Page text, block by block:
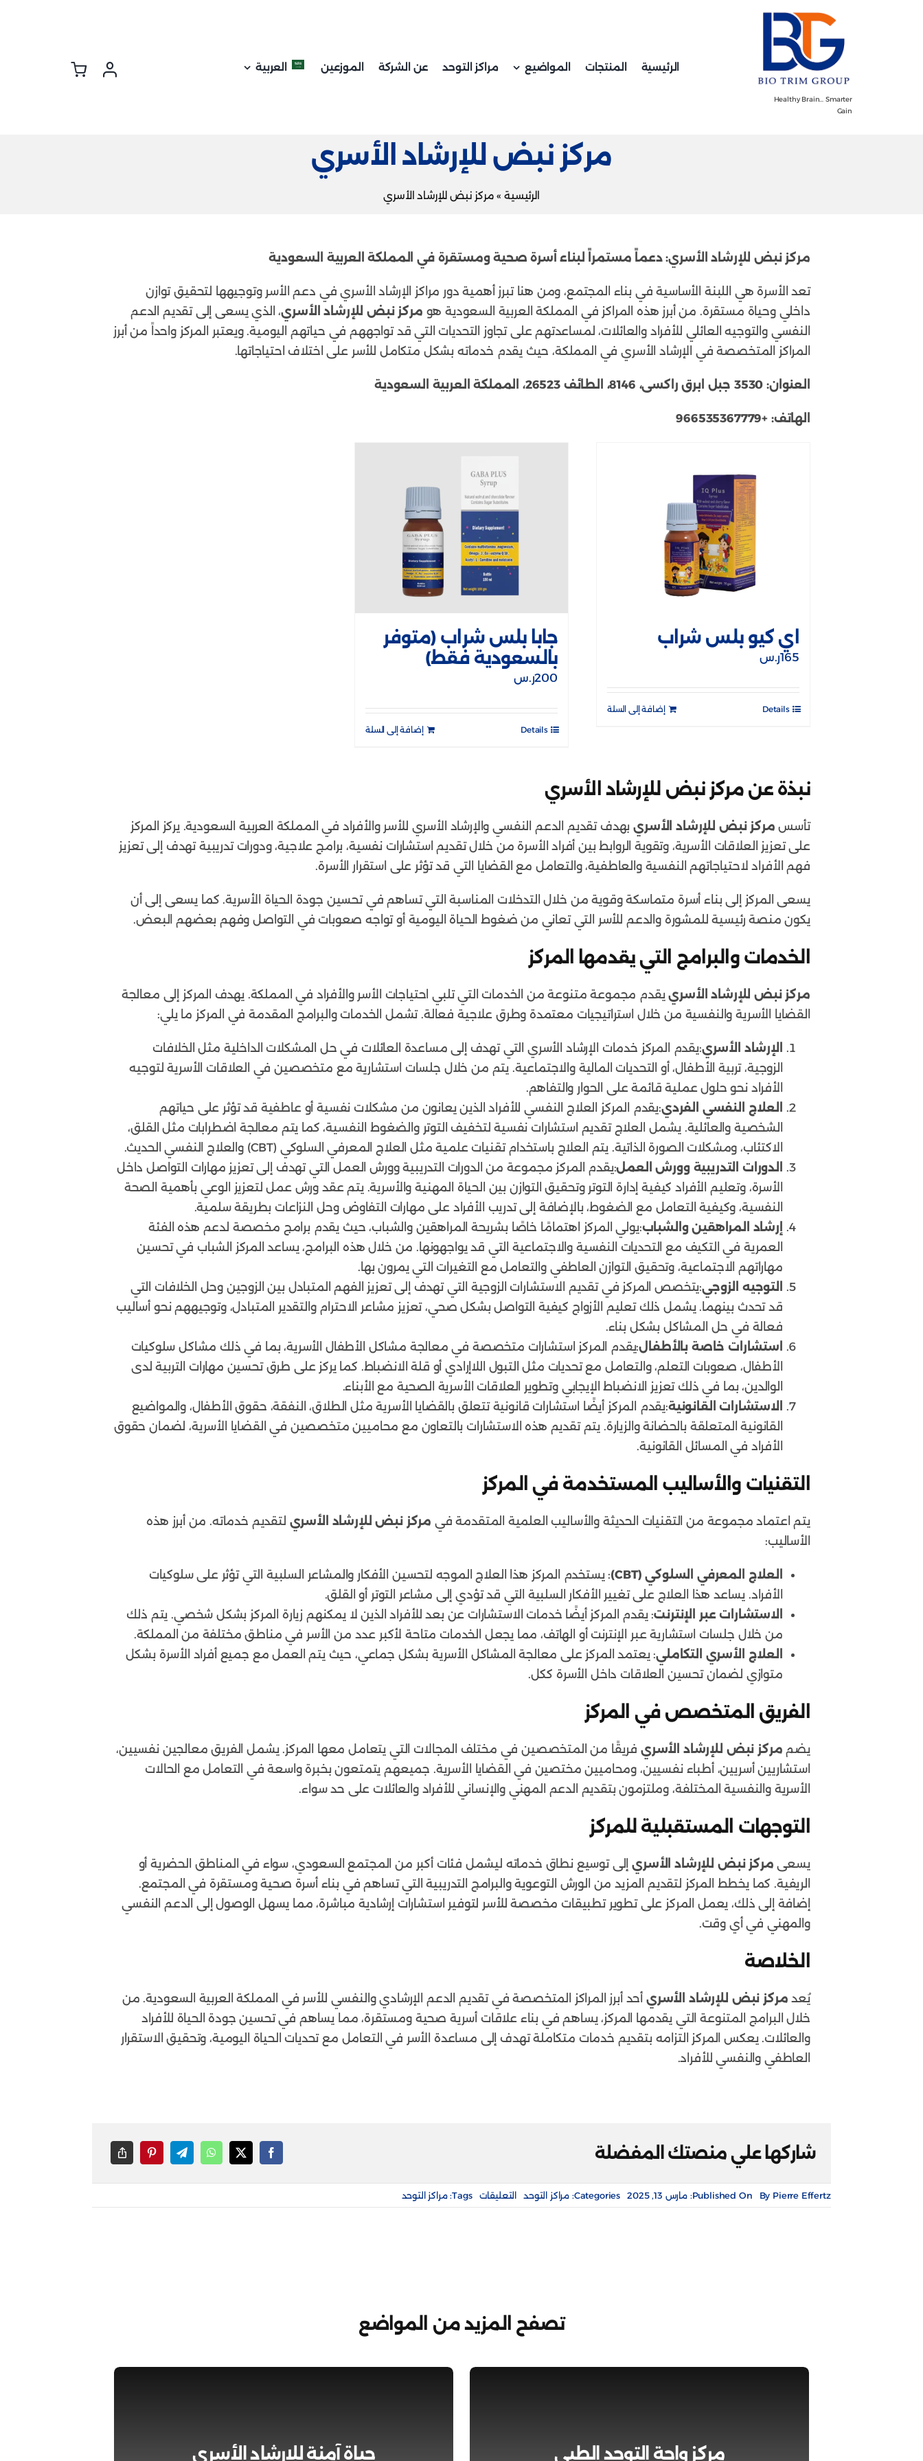
Healthy Brain… Smarter
Gain
الرئيسية المنتجات المواضيع مراكز التوحد عن الشركة الموزعين العربية
مركز نبض للإرشاد الأسري
الرئيسية» مركز نبض للإرشاد الأسري
مركز نبض للإرشاد الأسري: دعماً مستمراً لبناء أسرة صحية ومستقرة في المملكة العربية السعودية
تعد الأسرة هي اللبنة الأساسية في بناء المجتمع، ومن هنا تبرز أهمية دور مراكز الإرشاد الأسري في دعم الأسر وتوجيهها لتحقيق توازن
داخلي وحياة مستقرة. من أبرز هذه المراكز في المملكة العربية السعودية هو مركز نبض للإرشاد الأسري، الذي يسعى إلى تقديم الدعم
النفسي والتوجيه العائلي للأفراد والعائلات، لمساعدتهم على تجاوز التحديات التي قد تواجههم في حياتهم اليومية. ويعتبر المركز واحداً من أبرز
المراكز المتخصصة في الإرشاد الأسري في المملكة، حيث يقدم خدماته بشكل متكامل للأسر على اختلاف احتياجاتها.
العنوان: 3530 جبل ابرق راكسى، 8146، الطائف 26523، المملكة العربية السعودية
الهاتف: +966535367779
اي كيو بلس شراب
165ر.س
إضافة إلى السلة Details
جابا بلس شراب (متوفر
بالسعودية فقط)
200ر.س
إضافة إلى السلة Details
نبذة عن مركز نبض للإرشاد الأسري
تأسس مركز نبض للإرشاد الأسريبهدف تقديم الدعم النفسي والإرشاد الأسري للأسر والأفراد في المملكة العربية السعودية. يركز المركز
على تعزيز العلاقات الأسرية، وتقوية الروابط بين أفراد الأسرة من خلال تقديم استشارات نفسية، برامج علاجية، ودورات تدريبية تهدف إلى تعزيز
فهم الأفراد لاحتياجاتهم النفسية والعاطفية، والتعامل مع القضايا التي قد تؤثر على استقرار الأسرة.
يسعى المركز إلى بناء أسرة متماسكة وقوية من خلال التدخلات المناسبة التي تساهم في تحسين جودة الحياة الأسرية. كما يسعى إلى أن
يكون منصة رئيسية للمشورة والدعم للأسر التي تعاني من ضغوط الحياة اليومية أو تواجه صعوبات في التواصل وفهم بعضهم البعض.
الخدمات والبرامج التي يقدمها المركز
مركز نبض للإرشاد الأسرييقدم مجموعة متنوعة من الخدمات التي تلبي احتياجات الأسر والأفراد في المملكة. يهدف المركز إلى معالجة
القضايا الأسرية والنفسية من خلال استراتيجيات معتمدة وطرق علاجية فعالة. تشمل الخدمات والبرامج المقدمة في المركز ما يلي:
الإرشاد الأسري:يقدم المركز خدمات الإرشاد الأسري التي تهدف إلى مساعدة العائلات في حل المشكلات الداخلية مثل الخلافات
الزوجية، تربية الأطفال، أو التحديات المالية والاجتماعية. يتم من خلال جلسات استشارية مع متخصصين في العلاقات الأسرية لتوجيه
الأفراد نحو حلول عملية قائمة على الحوار والتفاهم.
العلاج النفسي الفردي:يقدم المركز العلاج النفسي للأفراد الذين يعانون من مشكلات نفسية أو عاطفية قد تؤثر على حياتهم
الشخصية والعائلية. يشمل العلاج تقديم استشارات نفسية لتخفيف التوتر والضغوط النفسية، كما يتم معالجة اضطرابات مثل القلق،
الاكتئاب، ومشكلات الصورة الذاتية. يتم العلاج باستخدام تقنيات علمية مثل العلاج المعرفي السلوكي (CBT) والعلاج النفسي الحديث.
الدورات التدريبية وورش العمل:يقدم المركز مجموعة من الدورات التدريبية وورش العمل التي تهدف إلى تعزيز مهارات التواصل داخل
الأسرة، وتعليم الأفراد كيفية إدارة التوتر وتحقيق التوازن بين الحياة المهنية والأسرية. يتم عقد ورش عمل لتعزيز الوعي بأهمية الصحة
النفسية، وكيفية التعامل مع الضغوط، بالإضافة إلى تدريب الأفراد على مهارات التفاوض وحل النزاعات بطريقة سلمية.
إرشاد المراهقين والشباب:يولي المركز اهتمامًا خاصًا بشريحة المراهقين والشباب، حيث يقدم برامج مخصصة لدعم هذه الفئة
العمرية في التكيف مع التحديات النفسية والاجتماعية التي قد يواجهونها. من خلال هذه البرامج، يساعد المركز الشباب في تحسين
مهاراتهم الاجتماعية، وتحقيق التوازن العاطفي والتعامل مع التغيرات التي يمرون بها.
التوجيه الزوجي:يتخصص المركز في تقديم الاستشارات الزوجية التي تهدف إلى تعزيز الفهم المتبادل بين الزوجين وحل الخلافات التي
قد تحدث بينهما. يشمل ذلك تعليم الأزواج كيفية التواصل بشكل صحي، تعزيز مشاعر الاحترام والتقدير المتبادل، وتوجيههم نحو أساليب
فعالة في حل المشاكل بشكل بناء.
استشارات خاصة بالأطفال:يقدم المركز استشارات متخصصة في معالجة مشاكل الأطفال الأسرية، بما في ذلك مشاكل سلوكيات
الأطفال، صعوبات التعلم، والتعامل مع تحديات مثل التبول اللاإرادي أو قلة الانضباط. كما يركز على طرق تحسين مهارات التربية لدى
الوالدين، بما في ذلك تعزيز الانضباط الإيجابي وتطوير العلاقات الأسرية الصحية مع الأبناء.
الاستشارات القانونية:يقدم المركز أيضًا استشارات قانونية تتعلق بالقضايا الأسرية مثل الطلاق، النفقة، حقوق الأطفال، والمواضيع
القانونية المتعلقة بالحضانة والزيارة. يتم تقديم هذه الاستشارات بالتعاون مع محاميين متخصصين في القضايا الأسرية، لضمان حقوق
الأفراد في المسائل القانونية.
التقنيات والأساليب المستخدمة في المركز
يتم اعتماد مجموعة من التقنيات الحديثة والأساليب العلمية المتقدمة في مركز نبض للإرشاد الأسري لتقديم خدماته. من أبرز هذه
الأساليب:
العلاج المعرفي السلوكي (CBT)
: يستخدم المركز هذا العلاج الموجه لتحسين الأفكار والمشاعر السلبية التي تؤثر على سلوكيات
الأفراد. يساعد هذا العلاج على تغيير الأفكار السلبية التي قد تؤدي إلى مشاعر التوتر أو القلق.
الاستشارات عبر الإنترنت: يقدم المركز أيضًا خدمات الاستشارات عن بعد للأفراد الذين لا يمكنهم زيارة المركز بشكل شخصي. يتم ذلك
من خلال جلسات استشارية عبر الإنترنت أو الهاتف، مما يجعل الخدمات متاحة لأكبر عدد من الأسر في مناطق مختلفة من المملكة.
العلاج الأسري التكاملي: يعتمد المركز على معالجة المشاكل الأسرية بشكل جماعي، حيث يتم العمل مع جميع أفراد الأسرة بشكل
متوازي لضمان تحسين العلاقات داخل الأسرة ككل.
الفريق المتخصص في المركز
يضم مركز نبض للإرشاد الأسري فريقًا من المتخصصين في مختلف المجالات التي يتعامل معها المركز. يشمل الفريق معالجين نفسيين،
استشاريين أسريين، أطباء نفسيين، ومحاميين مختصين في القضايا الأسرية. جميعهم يتمتعون بخبرة واسعة في التعامل مع الحالات
الأسرية والنفسية المختلفة، وملتزمون بتقديم الدعم المهني والإنساني للأفراد والعائلات على حد سواء.
التوجهات المستقبلية للمركز
يسعى مركز نبض للإرشاد الأسريإلى توسيع نطاق خدماته ليشمل فئات أكبر من المجتمع السعودي، سواء في المناطق الحضرية أو
الريفية. كما يخطط المركز لتقديم المزيد من الورش التوعوية والبرامج التدريبية التي تساهم في بناء أسرة صحية ومستقرة في المجتمع.
إضافة إلى ذلك، يعمل المركز على تطوير تطبيقات مخصصة للأسر لتوفير استشارات إرشادية مباشرة، مما يسهل الوصول إلى الدعم النفسي
والمهني في أي وقت.
الخلاصة
يُعد مركز نبض للإرشاد الأسري أحد أبرز المراكز المتخصصة في تقديم الدعم الإرشادي والنفسي للأسر في المملكة العربية السعودية. من
خلال البرامج المتنوعة التي يقدمها المركز، يساهم في بناء علاقات أسرية صحية ومستقرة، مما يساهم في تحسين جودة الحياة للأفراد
والعائلات. يعكس المركز التزامه بتقديم خدمات متكاملة تهدف إلى مساعدة الأسر في التعامل مع تحديات الحياة اليومية، وتحقيق الاستقرار
العاطفي والنفسي للأفراد.
شاركها علي منصتك المفضلة
By Pierre Effertz Published On: مارس 13, 2025 Categories: مراكز التوحد التعليقاتعلى
مركز
Tags: مراكز التوحد
تصفح المزيد من المواضع
مركز واحة التوحد الطبي حياة آمنة للإرشاد الأسري